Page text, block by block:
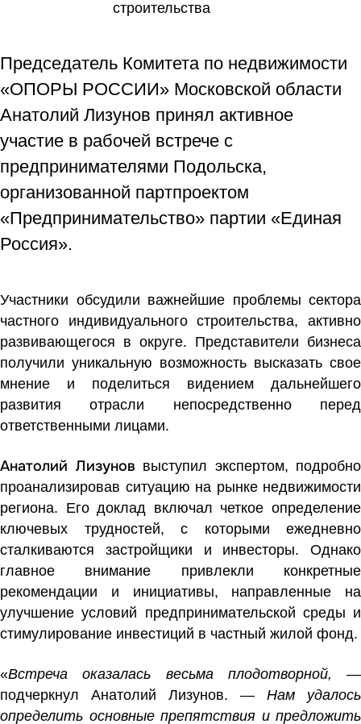
Председатель Комитета по недвижимости
«ОПОРЫ РОССИИ» Московской области
Анатолий Лизунов принял активное
участие в рабочей встрече с
предпринимателями Подольска,
организованной партпроектом
«Предпринимательство» партии «Единая
Россия».
Участники обсудили важнейшие проблемы сектора
частного индивидуального строительства, активно
развивающегося в округе. Представители бизнеса
получили уникальную возможность высказать свое
мнение и поделиться видением дальнейшего
развития отрасли непосредственно перед
ответственными лицами.
Анатолий Лизуноввыступил экспертом, подробно
проанализировав ситуацию на рынке недвижимости
региона. Его доклад включал четкое определение
ключевых трудностей, с которыми ежедневно
сталкиваются застройщики и инвесторы. Однако
главное внимание привлекли конкретные
рекомендации и инициативы, направленные на
улучшение условий предпринимательской среды и
стимулирование инвестиций в частный жилой фонд.
«Встреча оказалась весьма плодотворной, —
подчеркнул Анатолий Лизунов. — Нам удалось
определить основные препятствия и предложить